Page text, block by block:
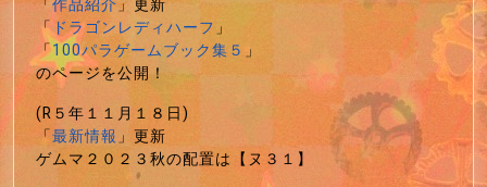
「作品紹介」更新
「 ドラゴンレディハーフ」
「100パラゲームブック集５ 」
のページを公開！
(R５年１１月１８日)
「最新情報」更新
ゲムマ２０２３秋の配置は【ヌ３１】